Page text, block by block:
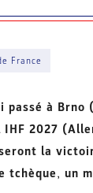
France
passé à
2027
la
tchèque, un